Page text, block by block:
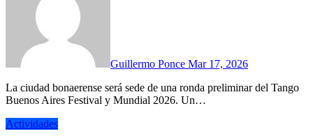
Guillermo Ponce Mar 17, 2026
La ciudad bonaerense será sede de una ronda preliminar del Tango
Buenos Aires Festival y Mundial 2026. Un…
Actividades